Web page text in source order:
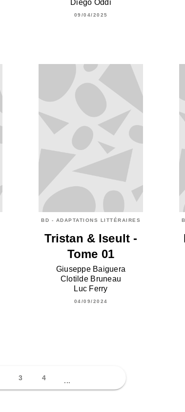
Diego Oddi
09/04/2025
BD - ADAPTATIONS LITTÉRAIRES
Tristan & Iseult -
Tome 01
Giuseppe Baiguera
Clotilde Bruneau
Luc Ferry
04/09/2024
3 4 ...